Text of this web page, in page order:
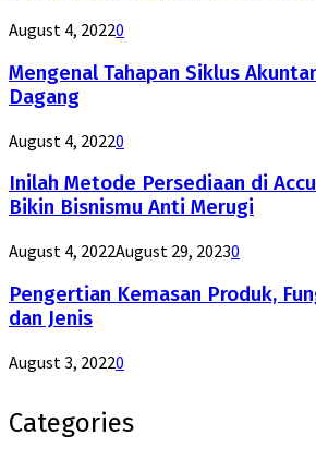
August 4, 20220
Mengenal Tahapan Siklus
Dagang
August 4, 20220
Inilah Metode Persediaan di
Bikin Bisnismu Anti Merugi
August 4, 2022August 29, 20230
Pengertian Kemasan Produk,
dan Jenis
August 3, 20220
Categories